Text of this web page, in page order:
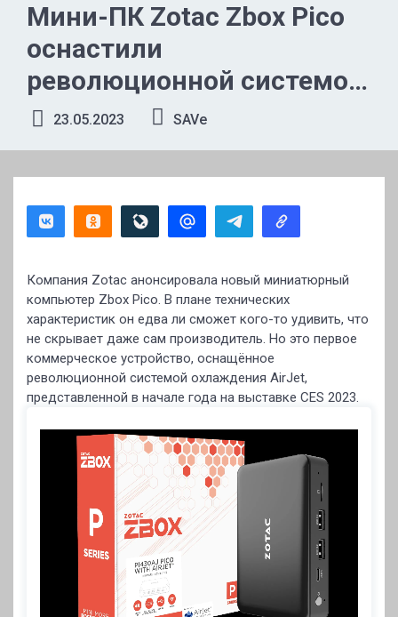
Мини-ПК Zotac Zbox Pico
оснастили
революционной системой
охлаждения
23.05.2023 SAVe
Компания Zotac анонсировала новый миниатюрный
компьютер Zbox Pico. В плане технических
характеристик он едва ли сможет кого-то удивить, что
не скрывает даже сам производитель. Но это первое
коммерческое устройство, оснащённое
революционной системой охлаждения AirJet,
представленной в начале года на выставке CES 2023.